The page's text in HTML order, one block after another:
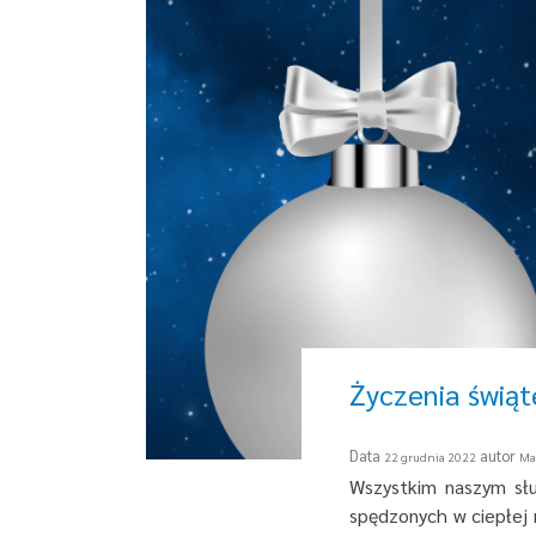
Życzenia
Data 22 grudnia 2022 autor
Wszystkim naszym
spędzonych w